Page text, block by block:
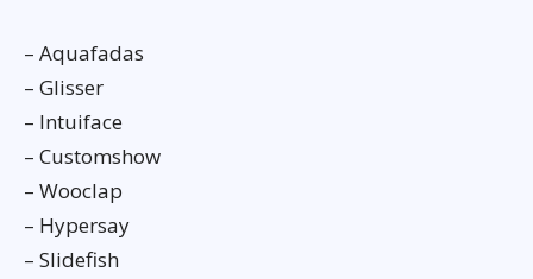
– Aquafadas
– Glisser
– Intuiface
– Customshow
– Wooclap
– Hypersay
– Slidefish